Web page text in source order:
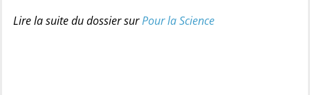
Lire la suite du dossier surPour la Science